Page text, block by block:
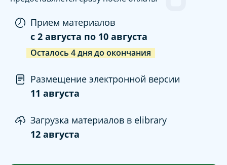
Прием материалов
c 2 августа по 10 августа
Осталось 4дня до окончания
Размещение электронной версии
11 августа
Загрузка материалов в elibrary
12 августа